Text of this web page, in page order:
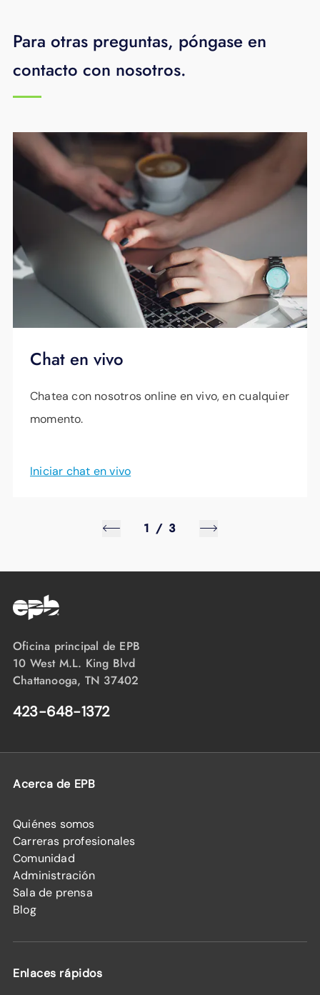
Para otras preguntas, póngase en
contacto con nosotros.
Chat en vivo
Chatea con nosotros online en vivo, en cualquier
momento.
Iniciar chat en vivo
1 / 3
Oficina principal de EPB
10 West M.L. King Blvd
Chattanooga, TN 37402
423-648-1372
Acerca de EPB
Quiénes somos
Carreras profesionales
Comunidad
Administración
Sala de prensa
Blog
Enlaces rápidos